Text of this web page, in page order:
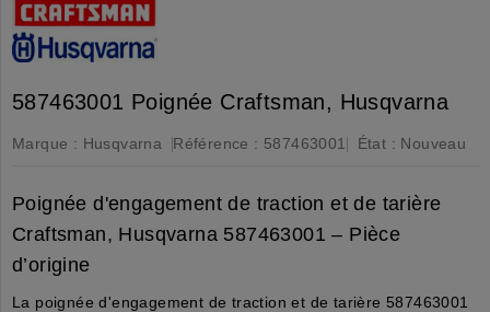
587463001 Poignée Craftsman, Husqvarna
Marque : Husqvarna Référence : 587463001 État : Nouveau
Poignée d'engagement de traction et de tarière
Craftsman, Husqvarna 587463001 – Pièce
d’origine
La poignée d'engagement de traction et de tarière 587463001